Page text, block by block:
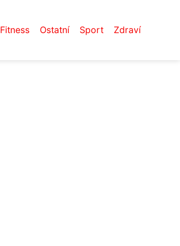
Fitness Ostatní Sport Zdraví